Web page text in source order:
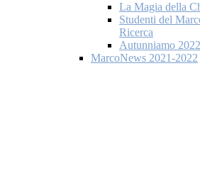
La Magia della
Studenti del
Ricerca
Autunniamo 2022
MarcoNews 2021-2022